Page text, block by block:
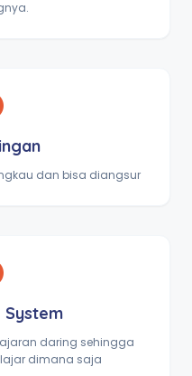
dan bisa diangsur
System
daring sehingga
dimana saja